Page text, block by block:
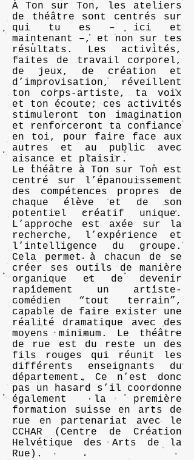
À Ton sur Ton, les ateliers
de théâtre sont centrés sur
qui tu es – ici et
maintenant –, et non sur tes
résultats. Les activités,
faites de travail corporel,
de jeux, de création et
d’improvisation, réveillent
ton corps-artiste, ta voix
et ton écoute; ces activités
stimuleront ton imagination
et renforceront ta confiance
en toi, pour faire face aux
autres et au public avec
aisance et plaisir.
Le théâtre à Ton sur Ton est
centré sur l’épanouissement
des compétences propres de
chaque élève et de son
potentiel créatif unique.
L’approche est axée sur la
recherche, l’expérience et
l’intelligence du groupe.
Cela permet à chacun de se
créer ses outils de manière
organique et de devenir
rapidement un artiste-
comédien “tout terrain”,
capable de faire exister une
réalité dramatique avec des
moyens minimum. Le théâtre
de rue est du reste un des
fils rouges qui réunit les
différents enseignants du
département. Ce n’est donc
pas un hasard s’il coordonne
également la première
formation suisse en arts de
rue en partenariat avec le
CCHAR (Centre de Création
Helvétique des Arts de la
Rue).